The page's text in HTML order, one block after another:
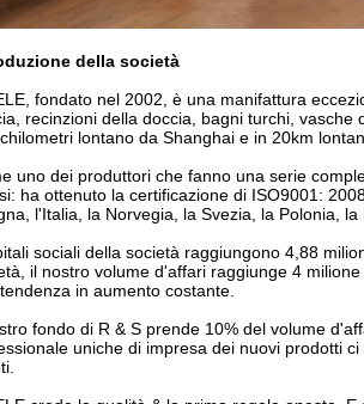
della società
fondato nel 2002, è una manifattura
recinzioni della doccia, bagni turchi,
lontano da Shanghai e in 20km
uno dei produttori che fanno una serie
ha ottenuto la certificazione di ISO9001:
l'Italia, la Norvegia, la Svezia, la Polonia,
sociali della società raggiungono 4,88
il nostro volume d'affari raggiunge 4
in aumento costante.
fondo di R & S prende 10% del volume
uniche di impresa dei nuovi prodotti